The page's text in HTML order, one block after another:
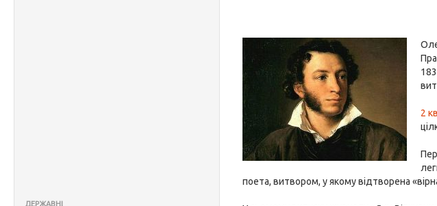
ДЕРЖАВНІ
2
поета, витвором, у якому відтворена